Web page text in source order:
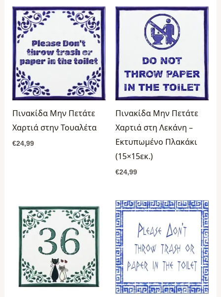
Πινακίδα Μην Πετάτε
Χαρτιά στην Τουαλέτα
€24,99
Πινακίδα Μην Πετάτε
Χαρτιά στη Λεκάνη –
Εκτυπωμένο Πλακάκι
(15×15εκ.)
€24,99